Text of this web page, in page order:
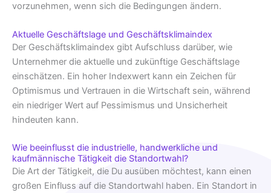
vorzunehmen, wenn sich die Bedingungen ändern.
Aktuelle Geschäftslage und Geschäftsklimaindex
Der Geschäftsklimaindex gibt Aufschluss darüber, wie
Unternehmer die aktuelle und zukünftige Geschäftslage
einschätzen. Ein hoher Indexwert kann ein Zeichen für
Optimismus und Vertrauen in die Wirtschaft sein, während
ein niedriger Wert auf Pessimismus und Unsicherheit
hindeuten kann.
Wie beeinflusst die industrielle, handwerkliche und
kaufmännische Tätigkeit die Standortwahl?
Die Art der Tätigkeit, die Du ausüben möchtest, kann einen
großen Einfluss auf die Standortwahl haben. Ein Standort in